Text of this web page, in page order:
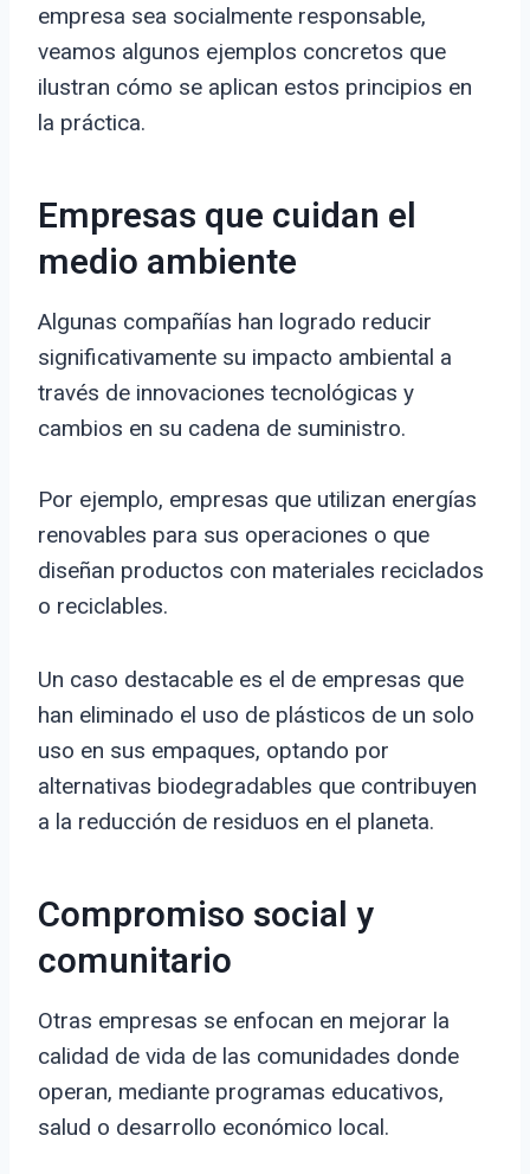
empresa sea socialmente responsable,
veamos algunos ejemplos concretos que
ilustran cómo se aplican estos principios en
la práctica.
Empresas que cuidan el
medio ambiente
Algunas compañías han logrado reducir
significativamente su impacto ambiental a
través de innovaciones tecnológicas y
cambios en su cadena de suministro.
Por ejemplo, empresas que utilizan energías
renovables para sus operaciones o que
diseñan productos con materiales reciclados
o reciclables.
Un caso destacable es el de empresas que
han eliminado el uso de plásticos de un solo
uso en sus empaques, optando por
alternativas biodegradables que contribuyen
a la reducción de residuos en el planeta.
Compromiso social y
comunitario
Otras empresas se enfocan en mejorar la
calidad de vida de las comunidades donde
operan, mediante programas educativos,
salud o desarrollo económico local.